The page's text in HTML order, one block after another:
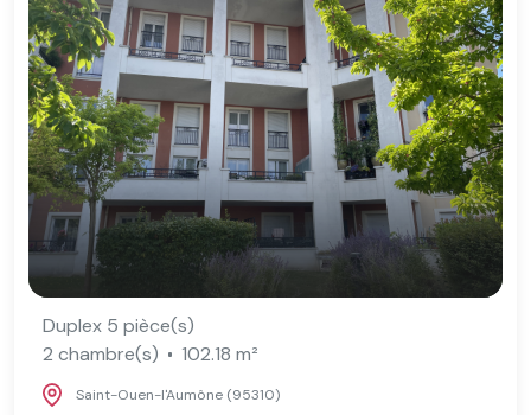
Duplex 5 pièce(s)
2 chambre(s)
102.18 m²
Saint-Ouen-l'Aumône (95310)